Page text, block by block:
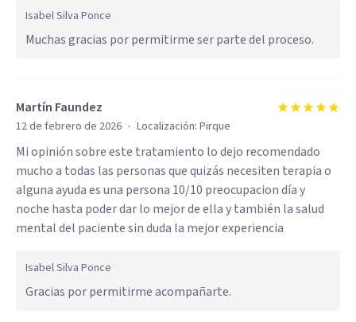
Isabel Silva Ponce
Muchas gracias por permitirme ser parte del proceso.
Martín Faundez
12 de febrero de 2026 · Localización: Pirque
Mi opinión sobre este tratamiento lo dejo recomendado
mucho a todas las personas que quizás necesiten terapia o
alguna ayuda es una persona 10/10 preocupacion día y
noche hasta poder dar lo mejor de ella y también la salud
mental del paciente sin duda la mejor experiencia
Isabel Silva Ponce
Gracias por permitirme acompañarte.